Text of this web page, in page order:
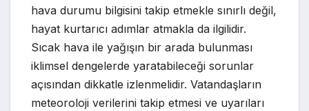
hava durumu bilgisini takip etmekle sınırlı değil,
hayat kurtarıcı adımlar atmakla da ilgilidir.
Sıcak hava ile yağışın bir arada bulunması
iklimsel dengelerde yaratabileceği sorunlar
açısından dikkatle izlenmelidir. Vatandaşların
meteoroloji verilerini takip etmesi ve uyarıları